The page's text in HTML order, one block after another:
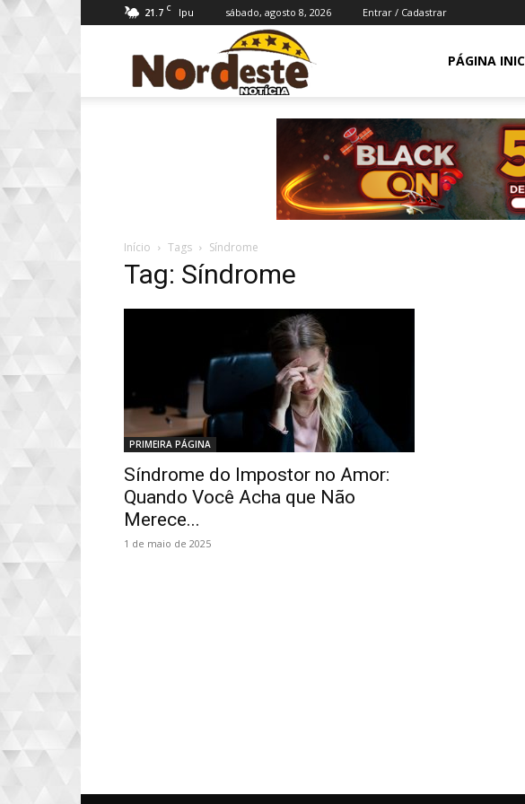
21.7 C Ipu sábado, agosto 8, 2026 Entrar / Cadastrar
Notícia
PÁGINA
Início Tags Síndrome
Tag: Síndrome
PRIMEIRA PÁGINA
Síndrome do Impostor no Amor:
Quando Você Acha que Não
Merece...
1 de maio de 2025